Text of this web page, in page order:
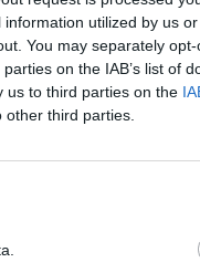
utilized by us
You may separately
on the IAB’s list of
us to third parties on the
third parties.
τον
να
μέχρι και
και
της